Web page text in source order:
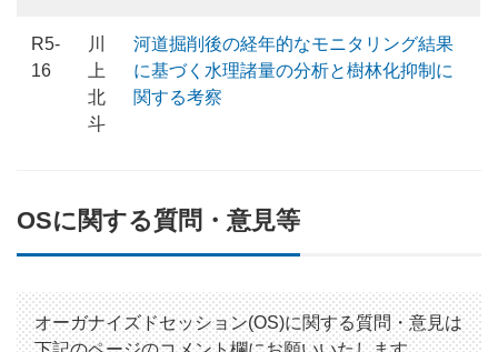
R5-
16
川
上
北
斗
河道掘削後の経年的なモニタリング結果
に基づく水理諸量の分析と樹林化抑制に
関する考察
OSに関する質問・意見等
オーガナイズドセッション(OS)に関する質問・意見は